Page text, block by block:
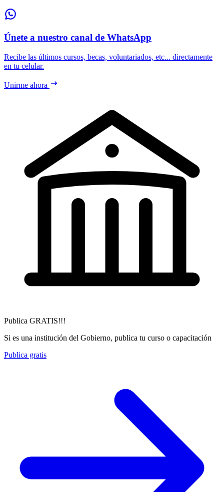
Únete a nuestro canal de WhatsApp
Recibe las últimos cursos, becas, voluntariados, etc... directamente
en tu celular.
Unirme ahora
Publica GRATIS!!!
Si es una institución del Gobierno, publica tu curso o capacitación
Publica gratis